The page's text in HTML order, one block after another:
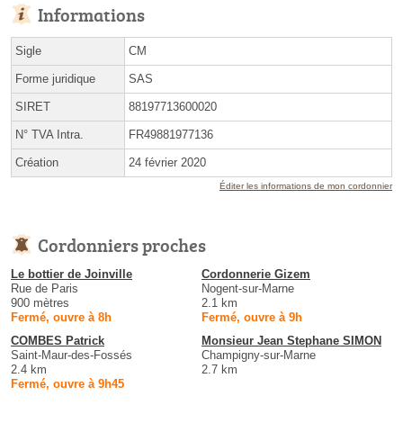
Informations
Sigle CM
Forme juridique SAS
SIRET 88197713600020
N° TVA Intra. FR49881977136
Création 24 février 2020
Éditer les informations de mon cordonnier
Cordonniers proches
Le bottier de Joinville
Rue de Paris
900 mètres
Fermé, ouvre à 8h
Cordonnerie Gizem
Nogent-sur-Marne
2.1 km
Fermé, ouvre à 9h
COMBES Patrick
Saint-Maur-des-Fossés
2.4 km
Fermé, ouvre à 9h45
Monsieur Jean Stephane SIMON
Champigny-sur-Marne
2.7 km